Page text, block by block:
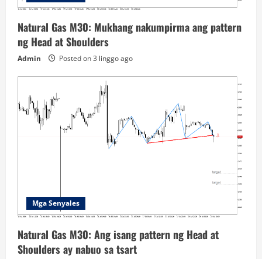
Natural Gas M30: Mukhang nakumpirma ang pattern
ng Head at Shoulders
Admin Posted on 3 linggo ago
Mga Senyales
Natural Gas M30: Ang isang pattern ng Head at
Shoulders ay nabuo sa tsart